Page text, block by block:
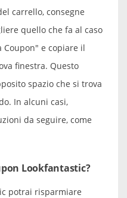
carrello, consegne
quello che fa al caso
Coupon" e copiare il
finestra. Questo
spazio che si trova
In alcuni casi,
da seguire, come
Lookfantastic?
potrai risparmiare